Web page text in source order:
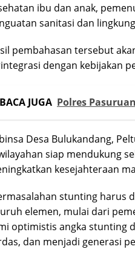
ibu dan anak,
sanitasi dan
pembahasan tersebut
dengan kebijakan
BACA JUGA Polres
Desa Bulukandang,
siap mendukung
kesejahteraan
stunting harus
elemen, mulai dari
optimistis angka stunting
dan menjadi generasi